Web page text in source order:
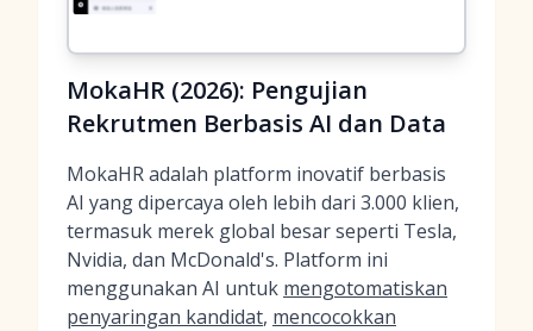
MokaHR (2026): Pengujian
Rekrutmen Berbasis AI dan Data
MokaHR adalah platform inovatif berbasis
AI yang dipercaya oleh lebih dari 3.000 klien,
termasuk merek global besar seperti Tesla,
Nvidia, dan McDonald's. Platform ini
menggunakan AI untuk mengotomatiskan
penyaringan kandidat, mencocokkan